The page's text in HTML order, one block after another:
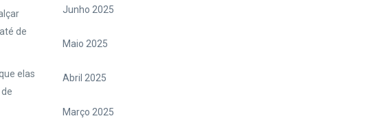
de
elas
Junho 2025
Maio 2025
Abril 2025
Março 2025